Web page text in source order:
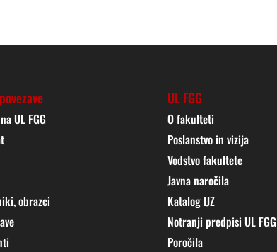
UL FGG
obrazci
UL FGG
O fakulteti
Poslanstvo in vizija
Vodstvo fakultete
Javna naročila
Katalog IJZ
Notranji predpisi UL FGG
Poročila